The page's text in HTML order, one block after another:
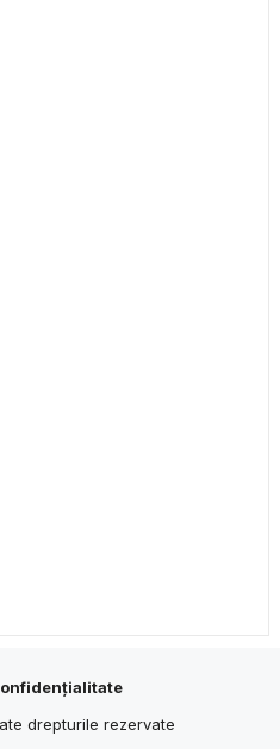
drepturile rezervate